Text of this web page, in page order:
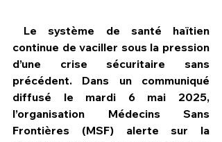
HPN Live
continue de vaciller sous la pression
d’une crise sécuritaire sans
précédent. Dans un communiqué
diffusé le mardi 6 mai 2025,
l’organisation Médecins Sans
Frontières (MSF) alerte sur la